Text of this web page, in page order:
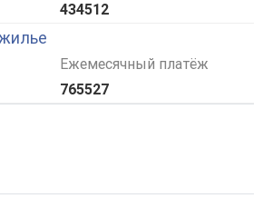
434512
Ежемесячный платёж
765527